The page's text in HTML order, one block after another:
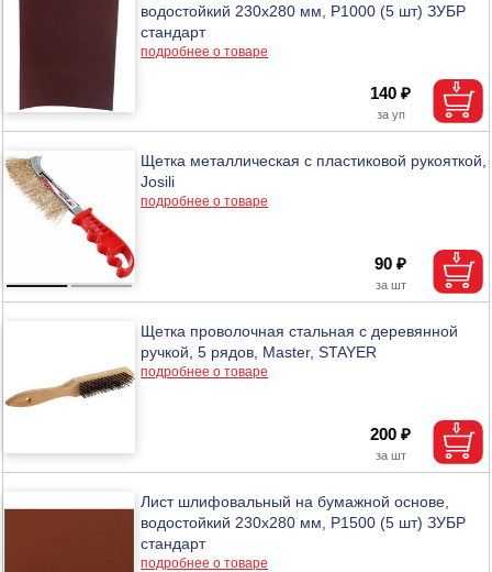
водостойкий 230х280 мм, Р1000 (5 шт) ЗУБР
стандарт
подробнее о товаре
140 ₽
Щетка металлическая с пластиковой рукояткой,
Josili
подробнее о товаре
90 ₽
Щетка проволочная стальная с деревянной
ручкой, 5 рядов, Master, STAYER
подробнее о товаре
200 ₽
Лист шлифовальный на бумажной основе,
водостойкий 230х280 мм, Р1500 (5 шт) ЗУБР
стандарт
подробнее о товаре